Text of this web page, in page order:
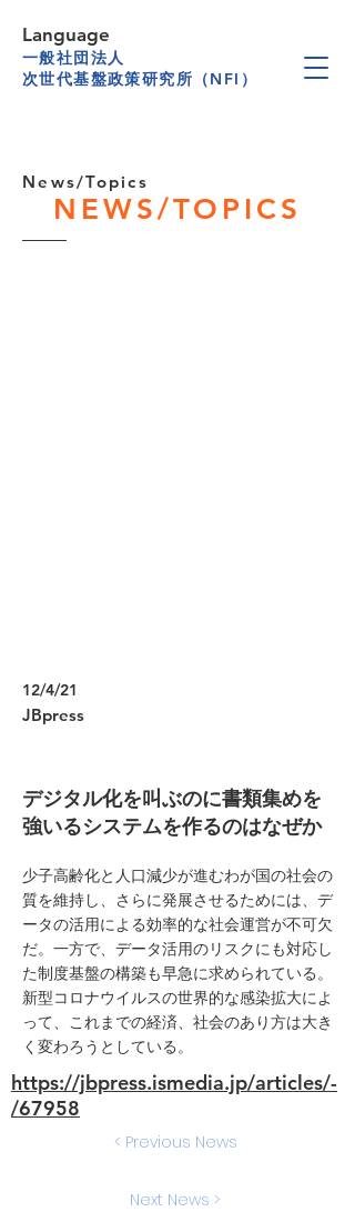
一般社団法人
次世代基盤政策研究所（NFI）
Language
News/Topics
NEWS/TOPICS
12/4/21
JBpress
デジタル化を叫ぶのに書類集めを
強いるシステムを作るのはなぜか
少子高齢化と人口減少が進むわが国の社会の
質を維持し、さらに発展させるためには、デ
ータの活用による効率的な社会運営が不可欠
だ。一方で、データ活用のリスクにも対応し
た制度基盤の構築も早急に求められている。
新型コロナウイルスの世界的な感染拡大によ
って、これまでの経済、社会のあり方は大き
く変わろうとしている。
https://jbpress.ismedia.jp/articles/-
/67958
< Previous News
Next News >